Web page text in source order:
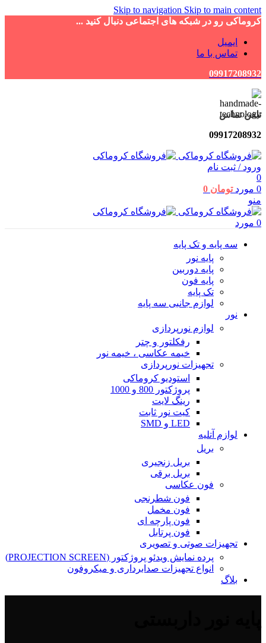
Skip to navigation Skip to main content
کروماکی رو در شبکه های اجتماعی دنبال کنید ...
ایمیل
تماس با ما
09917208932
تلفن تماس
09917208932
ورود / ثبت نام
0
0 مورد تومان
منو
0 مورد
سه پایه و تک پایه
پایه نور
پایه دوربین
پایه فون
تک پایه
لوازم جانبی سه پایه
نور
لوازم نورپردازی
رفکلتور و چتر
خیمه عکاسی ، خیمه نور
تجهیزات نورپردازی
استودیو کروماکی
پروژکتور 800 و 1000
رینگ لایت
کیت نور ثابت
LED و SMD
لوازم آتلیه
بریل
بریل زنجیری
بریل برقی
فون عکاسی
فون شطرنجی
فون مخمل
فون پارچه ای
فون پرتابل
تجهیزات صوتی و تصویری
پرده نمایش ویدئو پروژکتور (PROJECTION SCREEN)
انواع تجهیزات صدابرداری و میکروفون
بلاگ